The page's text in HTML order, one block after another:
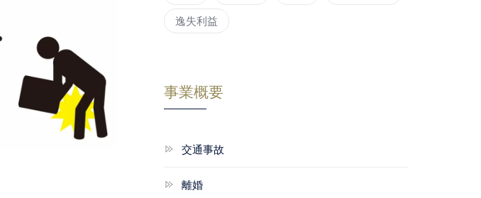
逸失利益
事業概要
交通事故
離婚